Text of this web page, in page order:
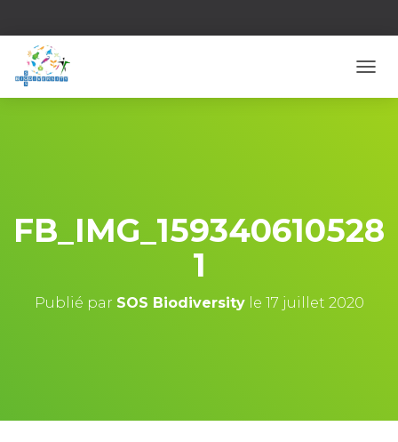
É
N
FB_IMG_159340610528
1
Publié par SOS Biodiversityle 17 juillet 2020